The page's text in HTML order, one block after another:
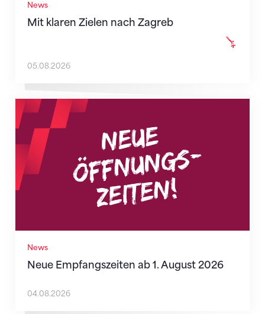
News
Mit klaren Zielen nach Zagreb
05.08.2026
News
Neue Empfangszeiten ab 1. August 2026
Neue Empfangszeiten ab 1. August 2026
04.08.2026